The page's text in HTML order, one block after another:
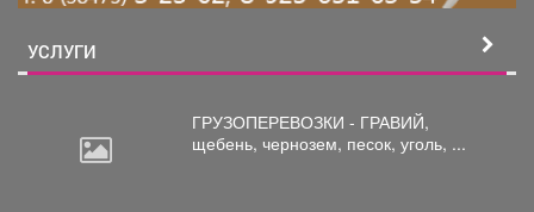
УСЛУГИ
ГРУЗОПЕРЕВОЗКИ - ГРАВИЙ,
щебень, чернозем, песок, уголь, ...